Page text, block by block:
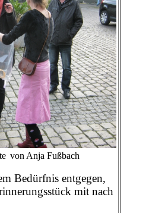
von Anja Fußbach
Bedürfnis entgegen,
mit nach